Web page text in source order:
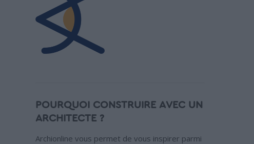
POURQUOI CONSTRUIRE AVEC UN
ARCHITECTE ?
Archionline vous permet de vous inspirer parmi